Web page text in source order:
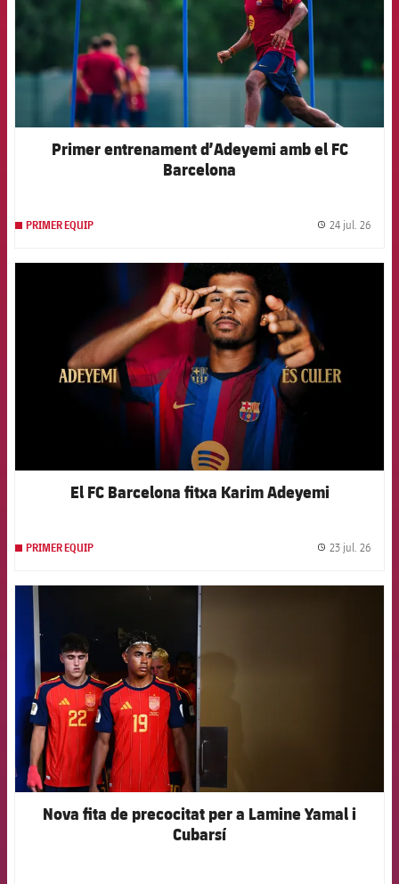
Primer entrenament d’Adeyemi amb el FC
Barcelona
PRIMER EQUIP 24 jul. 26
FCB Barcelona badge
El FC Barcelona fitxa Karim Adeyemi
PRIMER EQUIP 23 jul. 26
FCB Barcelona badge
Nova fita de precocitat per a Lamine Yamal i
Cubarsí